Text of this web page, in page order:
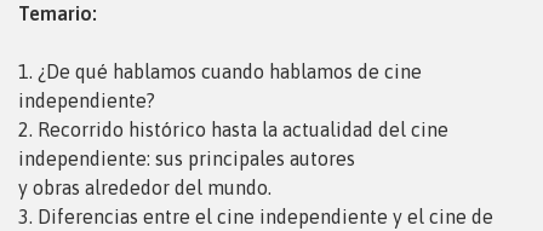
Temario:
1. ¿De qué hablamos cuando hablamos de cine
independiente?
2. Recorrido histórico hasta la actualidad del cine
independiente: sus principales autores
y obras alrededor del mundo.
3. Diferencias entre el cine independiente y el cine de